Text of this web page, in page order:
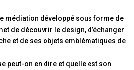
médiation développé sous forme de
de découvrir le design, d’échanger
et de ses objets emblématiques de
peut-on en dire et quelle est son